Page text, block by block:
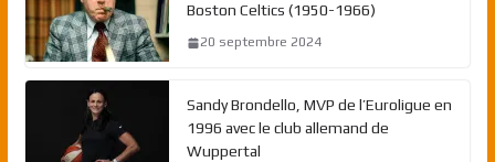
Boston Celtics (1950-1966)
20 septembre 2024
Sandy Brondello, MVP de l’Euroligue en
1996 avec le club allemand de
Wuppertal